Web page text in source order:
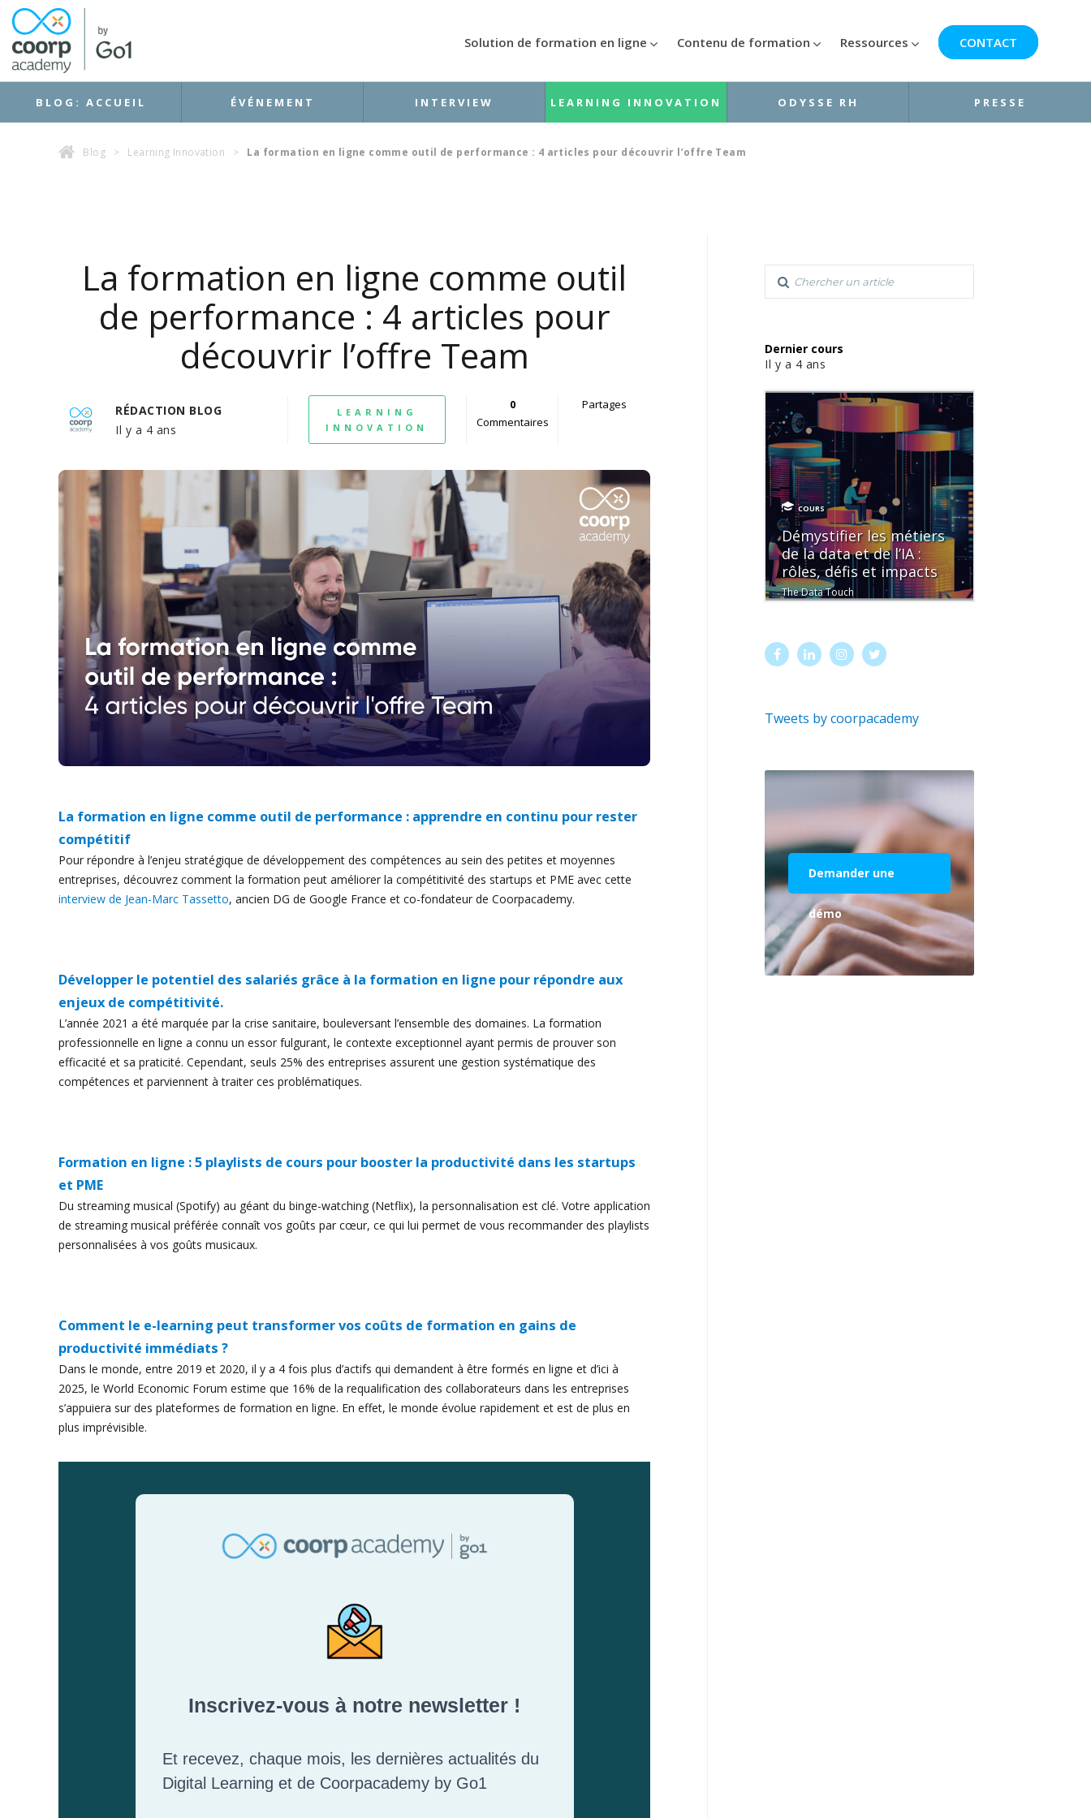
Solution de formation en ligne Contenu de formation Ressources CONTACT
BLOG: ACCUEIL ÉVÉNEMENT INTERVIEW LEARNING INNOVATION ODYSSE RH PRESSE
Blog > Learning Innovation > La formation en ligne comme outil de performance : 4 articles pour découvrir l’offre Team
La formation en ligne comme outil
de performance : 4 articles pour
découvrir l’offre Team
RÉDACTION BLOG
Il y a 4 ans
LEARNING
INNOVATION
0
Commentaires
Partages
La formation en ligne comme outil de performance : apprendre en continu pour rester
compétitif
Pour répondre à l’enjeu stratégique de développement des compétences au sein des petites et moyennes
entreprises, découvrez comment la formation peut améliorer la compétitivité des startups et PME avec cette
interview de Jean-Marc Tassetto, ancien DG de Google France et co-fondateur de Coorpacademy.
Développer le potentiel des salariés grâce à la formation en ligne pour répondre aux
enjeux de compétitivité.
L’année 2021 a été marquée par la crise sanitaire, bouleversant l’ensemble des domaines. La formation
professionnelle en ligne a connu un essor fulgurant, le contexte exceptionnel ayant permis de prouver son
efficacité et sa praticité. Cependant, seuls 25% des entreprises assurent une gestion systématique des
compétences et parviennent à traiter ces problématiques.
Formation en ligne : 5 playlists de cours pour booster la productivité dans les startups
et PME
Du streaming musical (Spotify) au géant du binge-watching (Netflix), la personnalisation est clé. Votre application
de streaming musical préférée connaît vos goûts par cœur, ce qui lui permet de vous recommander des playlists
personnalisées à vos goûts musicaux.
Comment le e-learning peut transformer vos coûts de formation en gains de
productivité immédiats ?
Dans le monde, entre 2019 et 2020, il y a 4 fois plus d’actifs qui demandent à être formés en ligne et d’ici à
2025, le World Economic Forum estime que 16% de la requalification des collaborateurs dans les entreprises
s’appuiera sur des plateformes de formation en ligne. En effet, le monde évolue rapidement et est de plus en
plus imprévisible.
Dernier cours
Il y a 4 ans
COURS
Démystifier les métiers
de la data et de l’IA :
rôles, défis et impacts
The Data Touch
Tweets by coorpacademy
Demander une
démo